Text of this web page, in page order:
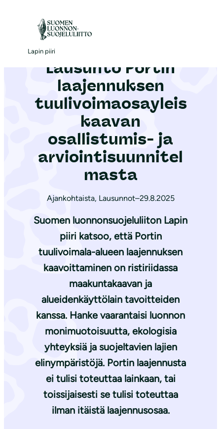
Lapin piiri
Etusivu|Ajankohtaista
Lausunto Portin
laajennuksen
tuulivoimaosayleis
kaavan
osallistumis- ja
arviointisuunnitel
masta
Ajankohtaista, Lausunnot–29.8.2025
Suomen luonnonsuojeluliiton Lapin
piiri katsoo, että Portin
tuulivoimala-alueen laajennuksen
kaavoittaminen on ristiriidassa
maakuntakaavan ja
alueidenkäyttölain tavoitteiden
kanssa. Hanke vaarantaisi luonnon
monimuotoisuutta, ekologisia
yhteyksiä ja suojeltavien lajien
elinympäristöjä. Portin laajennusta
ei tulisi toteuttaa lainkaan, tai
toissijaisesti se tulisi toteuttaa
ilman itäistä laajennusosaa.